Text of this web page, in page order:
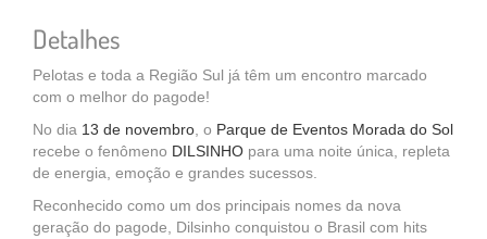
Detalhes
Pelotas e toda a Região Sul já têm um encontro marcado
com o melhor do pagode!
No dia 13 de novembro , o Parque de Eventos Morada do Sol
recebe o fenômeno DILSINHO para uma noite única, repleta
de energia, emoção e grandes sucessos.
Reconhecido como um dos principais nomes da nova
geração do pagode, Dilsinho conquistou o Brasil com hits